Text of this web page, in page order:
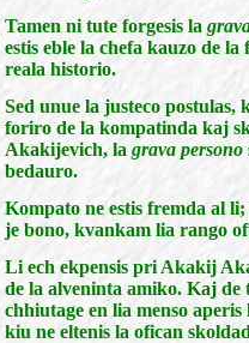
Tamen ni tute forgesis la
estis eble la chefa kauzo de
reala historio.
Sed unue la justeco
foriro de la kompatinda kaj
Akakijevich, la grava persono
bedauro.
Kompato ne estis fremda al
je bono, kvankam lia rango
Li ech ekpensis pri Akakij
de la alveninta amiko. Kaj de
chhiutage en lia menso
kiu ne eltenis la ofican